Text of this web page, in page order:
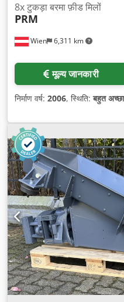
Wien 6,311 km
8x टुकड़ा बरमा फ़ीड मिलों
PRM
मूल्य जानकारी
निर्माण वर्ष: 2006, स्थिति:बहुत